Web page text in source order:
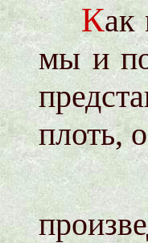
Как
мы и
плоть,